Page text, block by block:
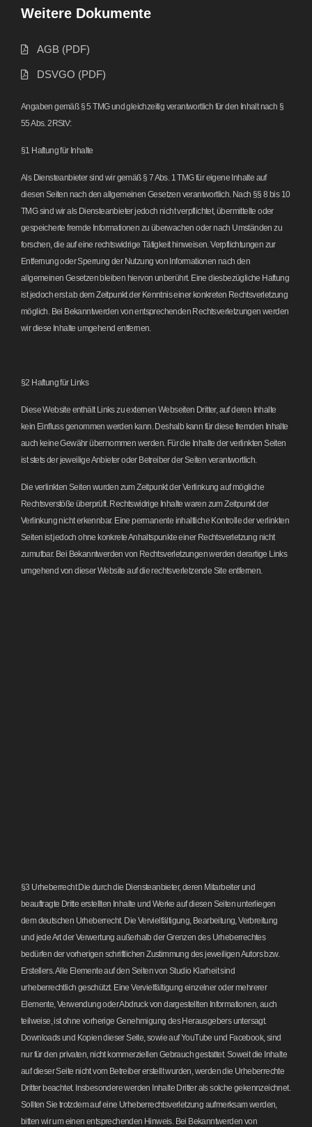
Weitere Dokumente
AGB (PDF)
DSVGO (PDF)
Angaben gemäß § 5 TMG und gleichzeitig verantwortlich für den Inhalt nach §
55 Abs. 2RStV:
§1 Haftung für Inhalte
Als Diensteanbieter sind wir gemäß § 7 Abs. 1 TMG für eigene Inhalte auf
diesen Seiten nach den allgemeinen Gesetzen verantwortlich. Nach §§ 8 bis 10
TMG sind wir als Diensteanbieter jedoch nicht verpflichtet, übermittelte oder
gespeicherte fremde Informationen zu überwachen oder nach Umständen zu
forschen, die auf eine rechtswidrige Tätigkeit hinweisen. Verpflichtungen zur
Entfernung oder Sperrung der Nutzung von Informationen nach den
allgemeinen Gesetzen bleiben hiervon unberührt. Eine diesbezügliche Haftung
ist jedoch erst ab dem Zeitpunkt der Kenntnis einer konkreten Rechtsverletzung
möglich. Bei Bekanntwerden von entsprechenden Rechtsverletzungen werden
wir diese Inhalte umgehend entfernen.
§2 Haftung für Links
Diese Website enthält Links zu externen Webseiten Dritter, auf deren Inhalte
kein Einfluss genommen werden kann. Deshalb kann für diese fremden Inhalte
auch keine Gewähr übernommen werden. Für die Inhalte der verlinkten Seiten
ist stets der jeweilige Anbieter oder Betreiber der Seiten verantwortlich.
Die verlinkten Seiten wurden zum Zeitpunkt der Verlinkung auf mögliche
Rechtsverstöße überprüft. Rechtswidrige Inhalte waren zum Zeitpunkt der
Verlinkung nicht erkennbar. Eine permanente inhaltliche Kontrolle der verlinkten
Seiten ist jedoch ohne konkrete Anhaltspunkte einer Rechtsverletzung nicht
zumutbar. Bei Bekanntwerden von Rechtsverletzungen werden derartige Links
umgehend von dieser Website auf die rechtsverletzende Site entfernen.
§3 Urheberrecht Die durch die Diensteanbieter, deren Mitarbeiter und
beauftragte Dritte erstellten Inhalte und Werke auf diesen Seiten unterliegen
dem deutschen Urheberrecht. Die Vervielfältigung, Bearbeitung, Verbreitung
und jede Art der Verwertung außerhalb der Grenzen des Urheberrechtes
bedürfen der vorherigen schriftlichen Zustimmung des jeweiligen Autors bzw.
Erstellers. Alle Elemente auf den Seiten von Studio Klarheit sind
urheberrechtlich geschützt. Eine Vervielfältigung einzelner oder mehrerer
Elemente, Verwendung oder Abdruck von dargestellten Informationen, auch
teilweise, ist ohne vorherige Genehmigung des Herausgebers untersagt.
Downloads und Kopien dieser Seite, sowie auf YouTube und Facebook, sind
nur für den privaten, nicht kommerziellen Gebrauch gestattet. Soweit die Inhalte
auf dieser Seite nicht vom Betreiber erstellt wurden, werden die Urheberrechte
Dritter beachtet. Insbesondere werden Inhalte Dritter als solche gekennzeichnet.
Sollten Sie trotzdem auf eine Urheberrechtsverletzung aufmerksam werden,
bitten wir um einen entsprechenden Hinweis. Bei Bekanntwerden von